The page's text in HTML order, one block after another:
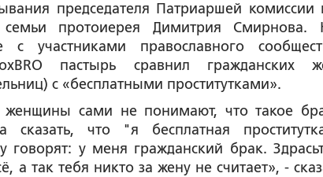
председателя Патриаршей комиссии
протоиерея Димитрия Смирнова.
с участниками православного
пастырь сравнил гражданских
с «бесплатными проститутками».
женщины сами не понимают, что такое
сказать, что "я бесплатная
говорят: у меня гражданский брак.
а так тебя никто за жену не считает», -